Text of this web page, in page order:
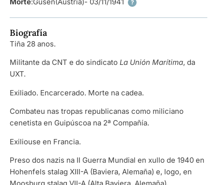
?
Biografía
Tiña 28 anos.
Militante da CNT e do sindicato La Unión Marítima, da
UXT.
Exiliado. Encarcerado. Morte na cadea.
Combateu nas tropas republicanas como miliciano
cenetista en Guipúscoa na 2ª Compañía.
Exiliouse en Francia.
Preso dos nazis na II Guerra Mundial en xullo de 1940 en
Hohenfels stalag XIII-A (Baviera, Alemaña) e, logo, en